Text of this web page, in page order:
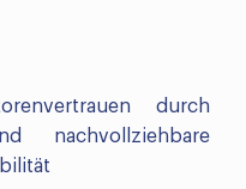
durch
nachvollziehbare